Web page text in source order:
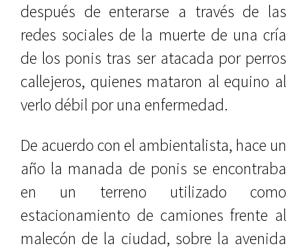
después de enterarse a través de las
redes sociales de la muerte de una cría
de los ponis tras ser atacada por perros
callejeros, quienes mataron al equino al
verlo débil por una enfermedad.
De acuerdo con el ambientalista, hace un
año la manada de ponis se encontraba
en un terreno utilizado como
estacionamiento de camiones frente al
malecón de la ciudad, sobre la avenida